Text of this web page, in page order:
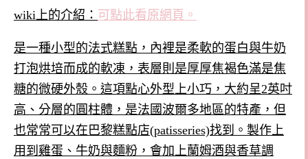
wiki上的介紹： 可點此看原網頁。
是一種小型的法式糕點 ，內裡是柔軟的蛋白與牛奶
打泡烘培而成的軟凍 ，表層則是厚厚焦褐色滿是焦
糖的微硬外殼。這項點心外型上小巧，大約呈2英吋
高、分層的圓柱體，是法國波爾多地區的特產，但
也常常可以在巴黎糕點店(patisseries)找到。製作上
用到 雞蛋 、 牛奶與麵粉 ，會加上蘭姆酒與香草調